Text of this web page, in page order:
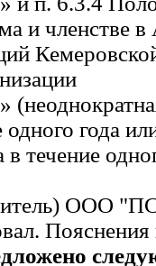
и членстве
одного года
течение
ООО